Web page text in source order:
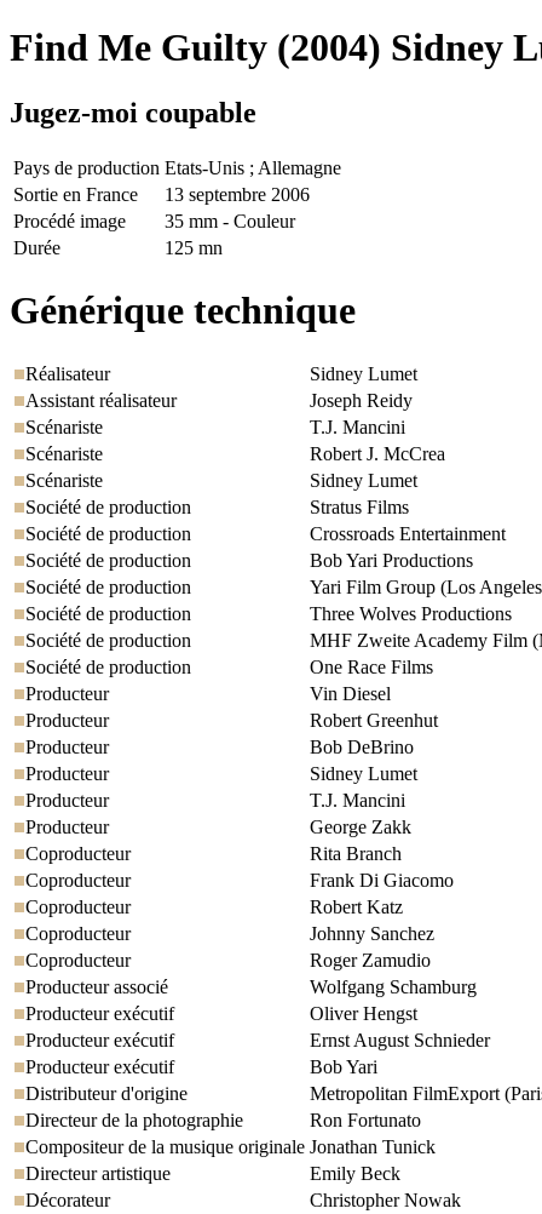
Find Me Guilty (2004) Sidney
Jugez-moi coupable
Pays de production Etats-Unis ; Allemagne
Sortie en France
13 septembre 2006
Procédé image
35 mm - Couleur
Durée
125 mn
Générique technique
Réalisateur
Sidney Lumet
Assistant réalisateur
Joseph Reidy
Scénariste
T.J. Mancini
Scénariste
Robert J. McCrea
Scénariste
Sidney Lumet
Société de production
Stratus Films
Société de production
Crossroads Entertainment
Société de production
Bob Yari Productions
Société de production
Yari Film Group (Los
Société de production
Three Wolves Productions
Société de production
MHF Zweite Academy Film
Société de production
One Race Films
Producteur
Vin Diesel
Producteur
Robert Greenhut
Producteur
Bob DeBrino
Producteur
Sidney Lumet
Producteur
T.J. Mancini
Producteur
George Zakk
Coproducteur
Rita Branch
Coproducteur
Frank Di Giacomo
Coproducteur
Robert Katz
Coproducteur
Johnny Sanchez
Coproducteur
Roger Zamudio
Producteur associé
Wolfgang Schamburg
Producteur exécutif
Oliver Hengst
Producteur exécutif
Ernst August Schnieder
Producteur exécutif
Bob Yari
Distributeur d'origine
Metropolitan FilmExport
Directeur de la photographie
Ron Fortunato
Compositeur de la musique originale Jonathan Tunick
Directeur artistique
Emily Beck
Décorateur
Christopher Nowak